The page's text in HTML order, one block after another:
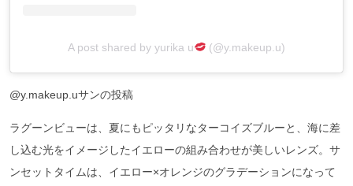
A post shared by yurika u (@y.makeup.u)
@y.makeup.uサンの投稿
ラグーンビューは、夏にもピッタリなターコイズブルーと、海に差
し込む光をイメージしたイエローの組み合わせが美しいレンズ。サ
ンセットタイムは、イエロー×オレンジのグラデーションになって